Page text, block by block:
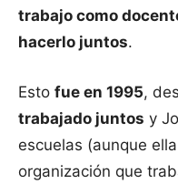
trabajo como
hacerlo juntos.
Esto fue en 1995,
trabajado juntos y
escuelas (aunque
organización que